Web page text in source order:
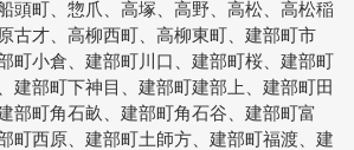
頭町、惣爪、高塚、高野、高松、高松稲
古才、高柳西町、高柳東町、建部町市
町小倉、建部町川口、建部町桜、建部町
建部町下神目、建部町建部上、建部町田
部町角石畝、建部町角石谷、建部町富
町西原、建部町土師方、建部町福渡、建